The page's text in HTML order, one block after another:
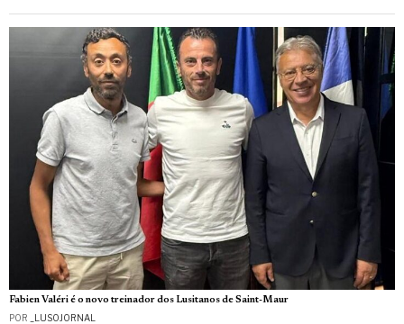
Fabien Valéri é o novo treinador dos Lusitanos de Saint-Maur
POR _LUSOJORNAL